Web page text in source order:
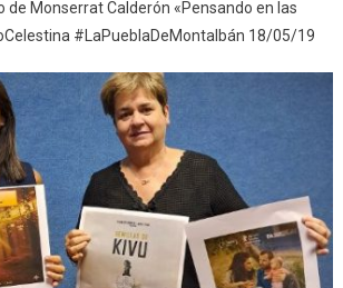
de Monserrat Calderón «Pensando en las
#LaPueblaDeMontalbán 18/05/19